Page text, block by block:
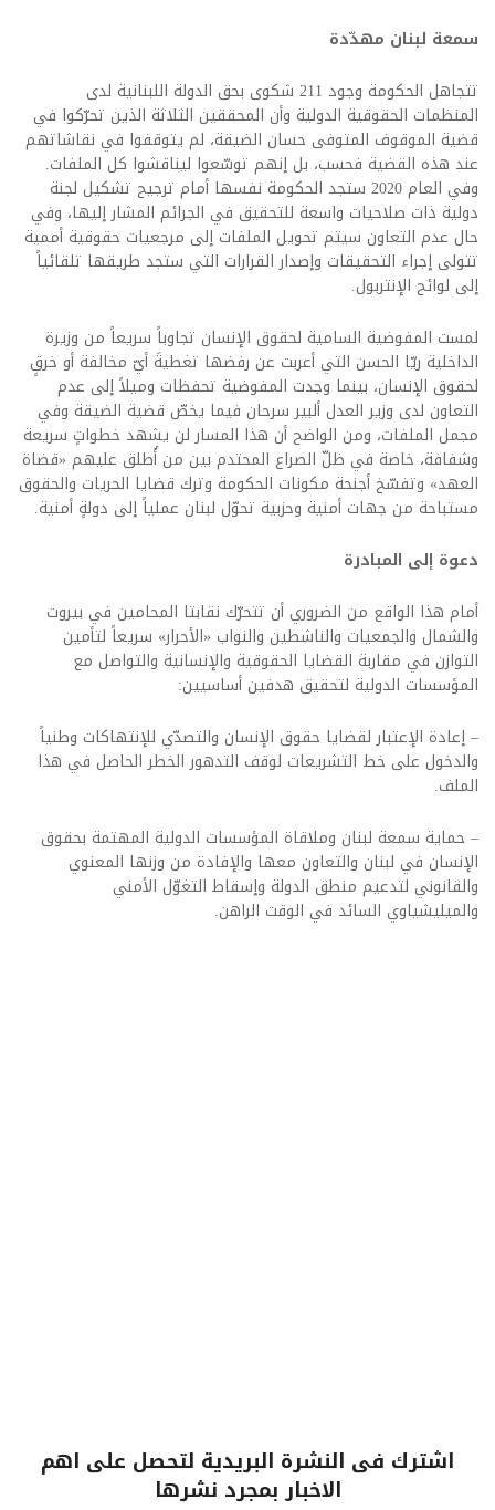
سمعة لبنان مهدّدة
تتجاهل الحكومة وجود 211 شكوى بحق الدولة اللبنانية لدى
المنظمات الحقوقية الدولية وأن المحققين الثلاثة الذين تحرّكوا في
قضية الموقوف المتوفى حسان الضيقة، لم يتوقفوا في نقاشاتهم
عند هذه القضية فحسب، بل إنهم توسّعوا ليناقشوا كل الملفات.
وفي العام 2020 ستجد الحكومة نفسها أمام ترجيح تشكيل لجنة
دولية ذات صلاحيات واسعة للتحقيق في الجرائم المشار إليها، وفي
حال عدم التعاون سيتم تحويل الملفات إلى مرجعيات حقوقية أممية
تتولى إجراء التحقيقات وإصدار القرارات التي ستجد طريقها تلقائياً
إلى لوائح الإنتربول.
لمست المفوضية السامية لحقوق الإنسان تجاوباً سريعاً من وزيرة
الداخلية ريّا الحسن التي أعربت عن رفضها تغطيةَ أيّ مخالفة أو خرقٍ
لحقوق الإنسان، بينما وجدت المفوضية تحفظات وميلاً إلى عدم
التعاون لدى وزير العدل ألبير سرحان فيما يخصّ قضية الضيقة وفي
مجمل الملفات، ومن الواضح أن هذا المسار لن يشهد خطواتٍ سريعة
وشفافة، خاصة في ظلّ الصراع المحتدم بين من أُطلق عليهم «قضاة
العهد» وتفسّخ أجنحة مكونات الحكومة وترك قضايا الحريات والحقوق
مستباحة من جهات أمنية وحزبية تحوّل لبنان عملياً إلى دولةٍ أمنية.
دعوة إلى المبادرة
أمام هذا الواقع من الضروري أن تتحرّك نقابتا المحامين في بيروت
والشمال والجمعيات والناشطين والنواب «الأحرار» سريعاً لتأمين
التوازن في مقاربة القضايا الحقوقية والإنسانية والتواصل مع
المؤسسات الدولية لتحقيق هدفين أساسيين:
– إعادة الإعتبار لقضايا حقوق الإنسان والتصدّي للإنتهاكات وطنياً
والدخول على خط التشريعات لوقف التدهور الخطر الحاصل في هذا
الملف.
– حماية سمعة لبنان وملاقاة المؤسسات الدولية المهتمة بحقوق
الإنسان في لبنان والتعاون معها والإفادة من وزنها المعنوي
والقانوني لتدعيم منطق الدولة وإسقاط التغوّل الأمني
والميليشياوي السائد في الوقت الراهن.
اشترك فى النشرة البريدية لتحصل على اهم
الاخبار بمجرد نشرها